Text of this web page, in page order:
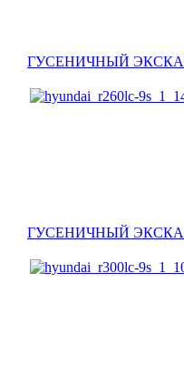
ГУСЕНИЧНЫЙ
ГУСЕНИЧНЫЙ